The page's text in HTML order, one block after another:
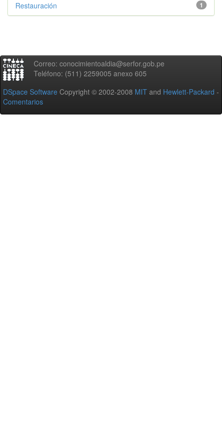
1
Restauración
Correo: conocimientoaldia@serfor.gob.pe
Teléfono: (511) 2259005 anexo 605
DSpace Software Copyright © 2002-2008 MIT and Hewlett-Packard -
Comentarios